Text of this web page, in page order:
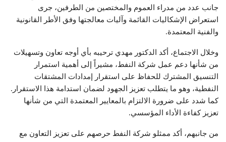
جانب عدد من مدراء العموم والمختصين من الطرفين، جرى
استعراض الإشكاليات القائمة وآليات معالجتها وفق الأطر القانونية
والفنية المعتمدة.
وخلال الاجتماع، أكد الدكتور مهدي ترحيبه بأي أوجه تعاون وتسهيلات
من شأنها دعم عمل شركة النفط، مشيراً إلى أهمية استمرار
التنسيق المشترك للحفاظ على استقرار إمدادات المشتقات
النفطية، وهو ما يتطلب تعزيز الجهود لضمان استدامة هذا الاستقرار.
كما شدد على ضرورة الالتزام بالمعايير المعتمدة التي من شأنها
تعزيز كفاءة الأداء المؤسسي.
من جانبهم، أكد ممثلو شركة النفط حرصهم على تعزيز التعاون مع